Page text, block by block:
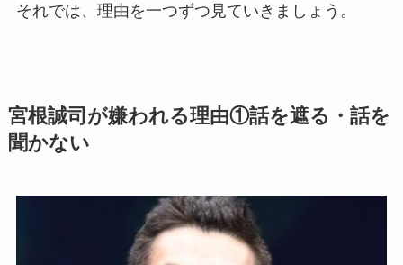
それでは、理由を一つずつ見ていきましょう。
宮根誠司が嫌われる理由①話を遮る・話を
聞かない